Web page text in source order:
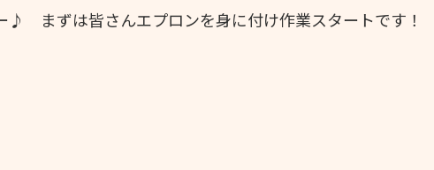
♪ まずは皆さんエプロンを身に付け作業スタートです！